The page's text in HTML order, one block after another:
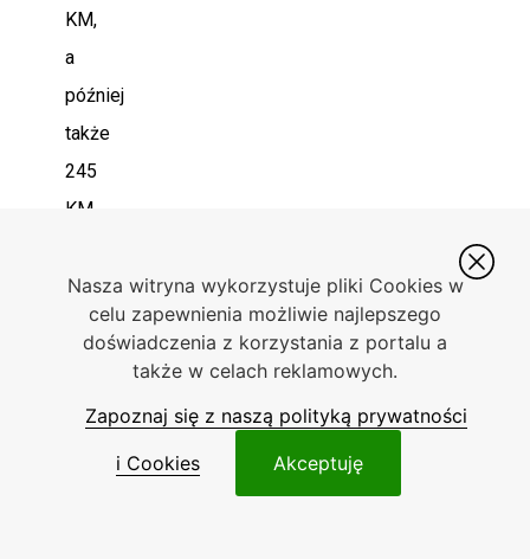
KM,
a
później
także
245
KM
o
mocy
Nasza witryna wykorzystuje pliki Cookies w
celu zapewnienia możliwie najlepszego
doświadczenia z korzystania z portalu a
także w celach reklamowych.
Zapoznaj się z naszą polityką prywatności
i Cookies
Akceptuję